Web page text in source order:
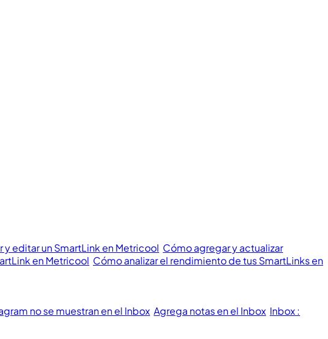
y editar un SmartLink en Metricool Cómo agregar y actualizar
en Metricool Cómo analizar el rendimiento de tus SmartLinks en
no se muestran en el Inbox Agrega notas en el Inbox Inbox :